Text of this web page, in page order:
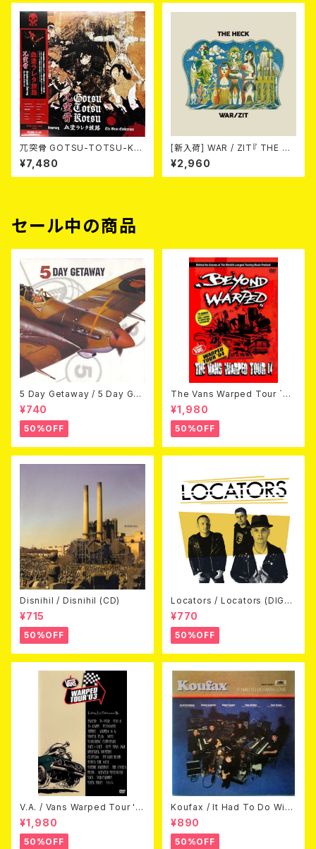
兀突骨 GOTSU-TOTSU-KO
TSU / 血塗ラレタ旅路 - Bloo
dstained Journey ~ The B
est Collection 2LP
¥7,480
[新入荷] WAR / ZIT『 THE HE
CK( 12") 』
¥2,960
セール中の商品
5 Day Getaway / 5 Day Get
away (CDEP)
¥740
50%OFF
The Vans Warped Tour `04
Beyond Warped (国内盤DV
D)
¥1,980
50%OFF
Disnihil / Disnihil (CD)
¥715
50%OFF
Locators / Locators (DIGPA
CK CD)
¥770
50%OFF
V.A. / Vans Warped Tour '0
3 (DVD)
¥1,980
50%OFF
Koufax / It Had To Do With
Love (CD)
¥890
50%OFF